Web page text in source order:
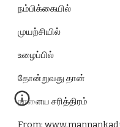
நம்பிக்கையில்
முயற்சியில்
உழைப்பில்
தோன்றுவது தான்
நாளைய சரித்திரம்
From: